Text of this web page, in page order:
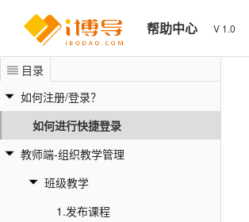
帮助中心 V 1.0
目录
如何注册/登录？
如何进行快捷登录
教师端-组织教学管理
班级教学
1.发布课程